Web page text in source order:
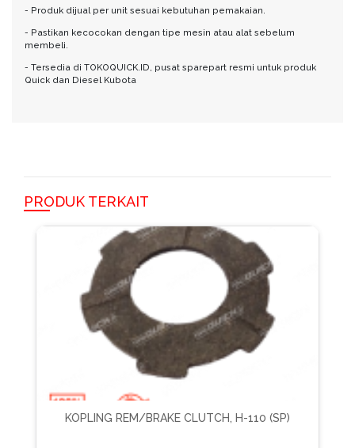
- Produk dijual per unit sesuai kebutuhan pemakaian.
- Pastikan kecocokan dengan tipe mesin atau alat sebelum
membeli.
- Tersedia di TOKOQUICK.ID, pusat sparepart resmi untuk produk
Quick dan Diesel Kubota
PRODUK TERKAIT
KOPLING REM/BRAKE CLUTCH, H-110 (SP)